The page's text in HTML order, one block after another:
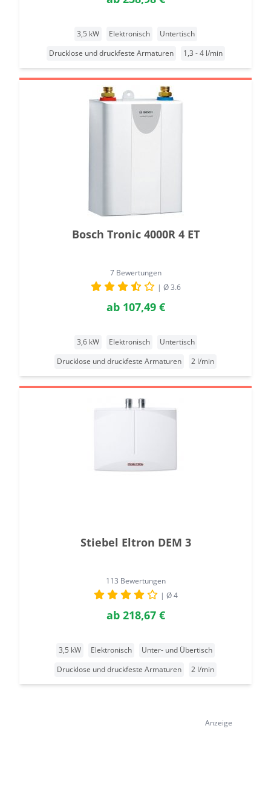
3,5 kW Elektronisch
Untertisch
Drucklose und druckfeste Armaturen
1,3 - 4 l/min
Bosch Tronic 4000R 4 ET
7 Bewertungen
| Ø 3.6
ab107,49 €
3,6 kW Elektronisch
Untertisch
Drucklose und druckfeste Armaturen
2 l/min
Stiebel Eltron DEM 3
113 Bewertungen
| Ø 4
ab218,67 €
3,5 kW Elektronisch
Unter- und Übertisch
Drucklose und druckfeste Armaturen
2 l/min
Anzeige